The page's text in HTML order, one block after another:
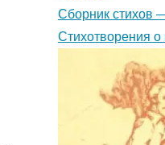
Сборник стихов
Стихотворения о